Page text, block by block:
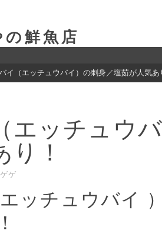
の鮮魚店
イ（エッチュウバイ）の刺身／塩茹が人気あ
エッチュウ
り！
ゲ
ッチュウバイ